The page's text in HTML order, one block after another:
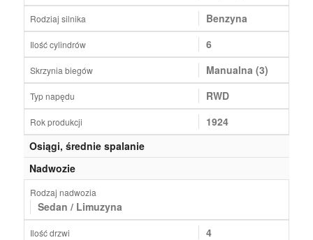
Rodziaj silnika Benzyna
Ilość cylindrów 6
Skrzynia biegów Manualna (3)
Typ napędu RWD
Rok produkcji
1924
Osiągi, średnie spalanie
Nadwozie
Rodzaj nadwozia
Sedan / Limuzyna
Ilość drzwi 4